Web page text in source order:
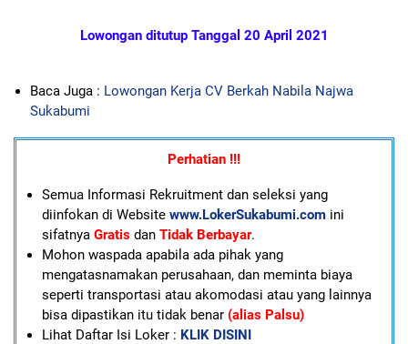
Lowongan ditutup Tanggal 20 April 2021
Baca Juga : Lowongan Kerja CV Berkah Nabila Najwa
Sukabumi
Perhatian !!!
Semua Informasi Rekruitment dan seleksi yang
diinfokan di Website www.LokerSukabumi.comini
sifatnya Gratisdan Tidak Berbayar.
Mohon waspada apabila ada pihak yang
mengatasnamakan perusahaan, dan meminta biaya
seperti transportasi atau akomodasi atau yang lainnya
bisa dipastikan itu tidak benar (alias Palsu)
Lihat Daftar Isi Loker : KLIK DISINI